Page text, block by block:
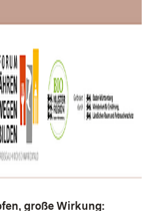
große Wirkung: